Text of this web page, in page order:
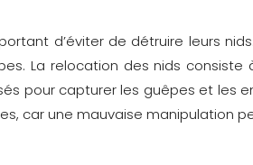
d’éviter de détruire leurs
La relocation des nids
pour capturer les guêpes et
car une mauvaise manipulation